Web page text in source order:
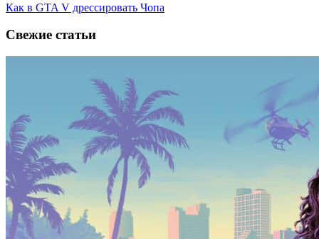
Как в GTA V дрессировать Чопа
Свежие статьи